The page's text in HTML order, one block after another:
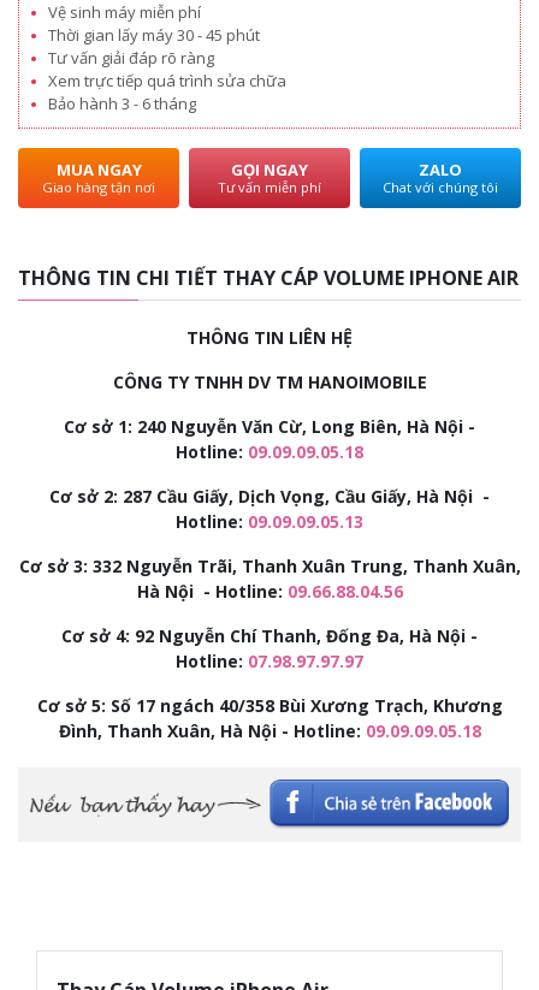
Vệ sinh máy miễn phí
Thời gian lấy máy 30 - 45 phút
Tư vấn giải đáp rõ ràng
Xem trực tiếp quá trình sửa chữa
Bảo hành 3 - 6 tháng
MUA NGAY
Giao hàng tận nơi
GỌI NGAY
Tư vấn miễn phí
ZALO
Chat với chúng tôi
THÔNG TIN CHI TIẾT THAY CÁP VOLUME IPHONE AIR
THÔNG TIN LIÊN HỆ
CÔNG TY TNHH DV TM HANOIMOBILE
Cơ sở 1: 240 Nguyễn Văn Cừ, Long Biên, Hà Nội -
Hotline: 09.09.09.05.18
Cơ sở 2: 287 Cầu Giấy, Dịch Vọng, Cầu Giấy, Hà Nội -
Hotline: 09.09.09.05.13
Cơ sở 3: 332 Nguyễn Trãi, Thanh Xuân Trung, Thanh Xuân,
Hà Nội - Hotline: 09.66.88.04.56
Cơ sở 4: 92 Nguyễn Chí Thanh, Đống Đa, Hà Nội -
Hotline: 07.98.97.97.97
Cơ sở 5: Số 17 ngách 40/358 Bùi Xương Trạch, Khương
Đình, Thanh Xuân, Hà Nội - Hotline: 09.09.09.05.18